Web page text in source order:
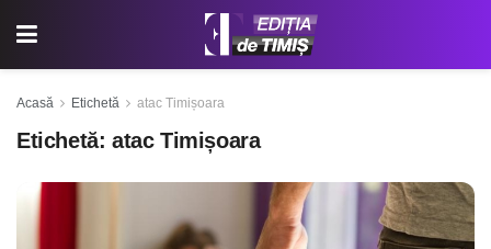
Acasă Etichetă atac Timișoara
Etichetă: atac Timișoara